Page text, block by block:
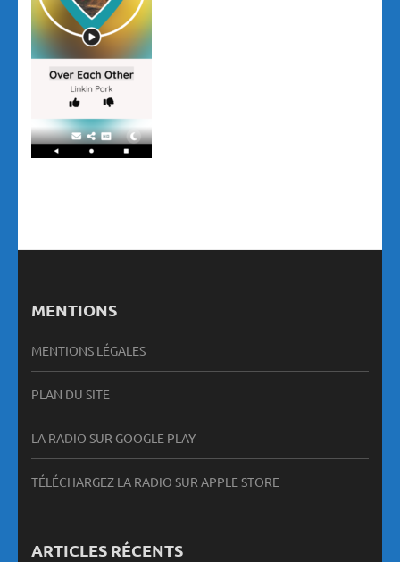
MENTIONS
MENTIONS LÉGALES
PLAN DU SITE
LA RADIO SUR GOOGLE PLAY
TÉLÉCHARGEZ LA RADIO SUR APPLE STORE
ARTICLES RÉCENTS